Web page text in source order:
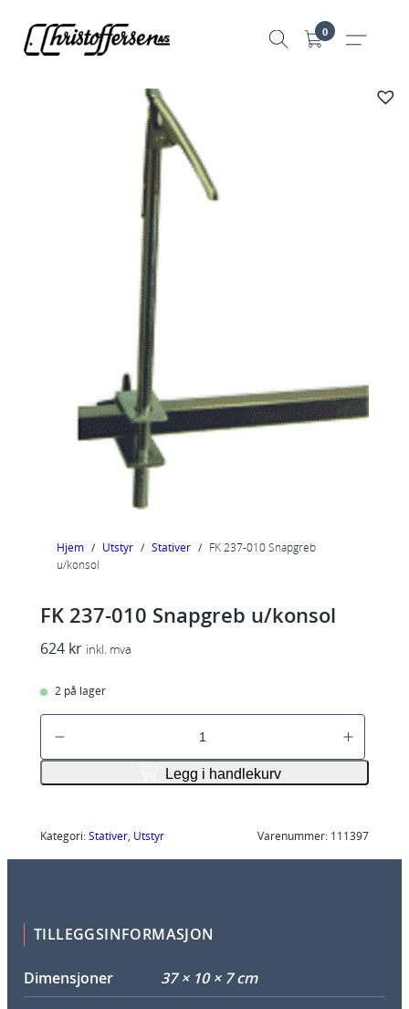
0
Hjem / Utstyr / Stativer / FK 237-010 Snapgreb
u/konsol
FK 237-010 Snapgreb u/konsol
624 kr inkl. mva
2 på lager
F
2
3
-
0
S
a
p
Legg i handlekurv
Kategori:Stativer, Utstyr Varenummer: 111397
TILLEGGSINFORMASJON
Dimensjoner 37 × 10 × 7 cm